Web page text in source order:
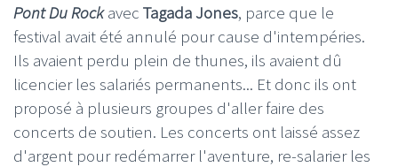
Pont Du Rockavec Tagada Jones, parce que le
festival avait été annulé pour cause d'intempéries.
Ils avaient perdu plein de thunes, ils avaient dû
licencier les salariés permanents... Et donc ils ont
proposé à plusieurs groupes d'aller faire des
concerts de soutien. Les concerts ont laissé assez
d'argent pour redémarrer l'aventure, re-salarier les